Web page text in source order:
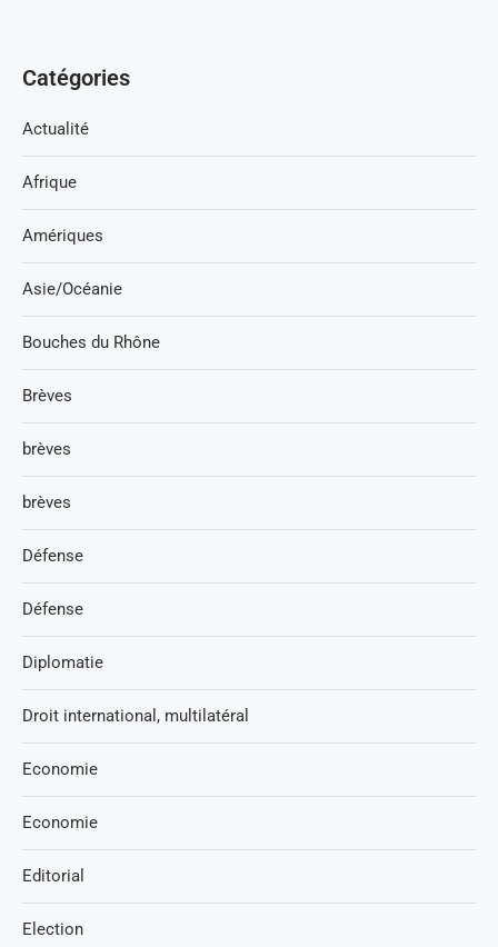
Catégories
Actualité
Afrique
Amériques
Asie/Océanie
Bouches du Rhône
Brèves
brèves
brèves
Défense
Défense
Diplomatie
Droit international, multilatéral
Economie
Economie
Editorial
Election